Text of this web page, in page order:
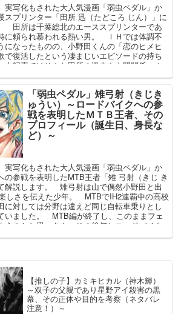
実写化もされた大人気漫画「弱虫ペダル」か
スプリンター「田所 迅（たどころ じん）」に
田所は千葉総北のエーススプリンターであ
に頼られ慕われる熱い男。 ＩＨでは体調不
になったものの、小野田くんの「恋のヒメヒ
で復活したという凄まじいエピソードの持ち
記事ではそんな田所の過去や人間関係、Ｉ
「弱虫ペダル」雉弓射（きじき
ゅうい）～ロードバイクへの参
戦を表明したＭＴＢ王者、その
プロフィール（誕生日、身長な
ど）～
実写化もされた大人気漫画「弱虫ペダル」か
の参戦を表明したMTB王者「雉 弓射（きじ き
解説します。 雉弓射は山で偶然小野田と出
しさを伝えた少年。 MTBでIH2連覇中の高校
に対しては分野は違えど同じ自転車乗りとし
いました。 MTB編が終了し、このままフェ
うのかと思いきや、その後何とロードバイク
【推しの子】カミキヒカル（神木輝）
～双子の父親であり星野アイ殺害の黒
幕、その正体や目的を考察（ネタバレ
注意！）～